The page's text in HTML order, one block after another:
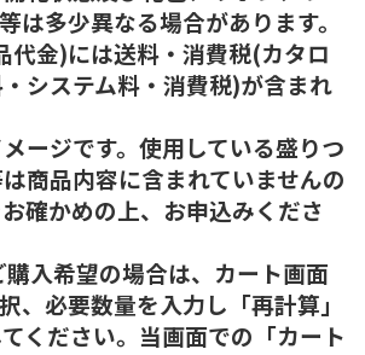
は多少異なる場合があります。
金)には送料・消費税(カタロ
システム料・消費税)が含まれ
ージです。使用している盛りつ
商品内容に含まれていませんの
確かめの上、お申込みくださ
入希望の場合は、カート画面
、必要数量を入力し「再計算」
ください。当画面での「カート